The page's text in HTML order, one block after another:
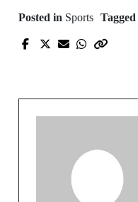
Posted in Sports Tagged